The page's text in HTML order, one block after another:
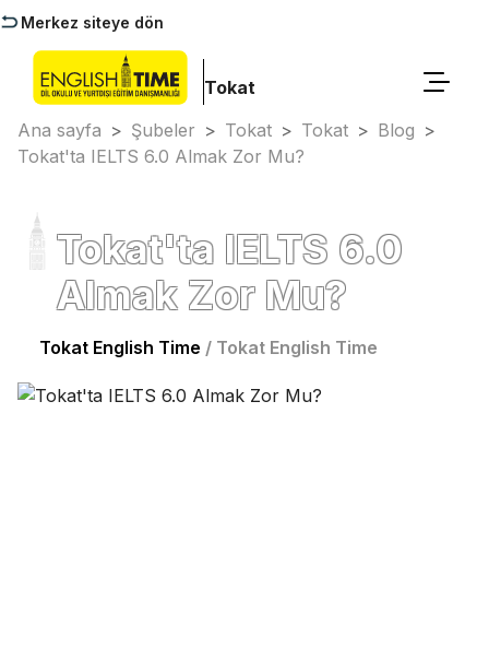
Merkez siteye dön
Tokat
Ana sayfa > Şubeler > Tokat > Tokat > Blog >
Tokat'ta IELTS 6.0 Almak Zor Mu?
Tokat'ta IELTS 6.0
Almak Zor Mu?
Tokat English Time / Tokat English Time